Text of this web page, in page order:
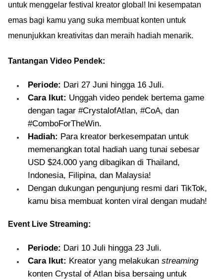
untuk menggelar festival kreator global! Ini kesempatan
emas bagi kamu yang suka membuat konten untuk
menunjukkan kreativitas dan meraih hadiah menarik.
Tantangan Video Pendek:
Periode: Dari 27 Juni hingga 16 Juli.
Cara Ikut: Unggah video pendek bertema game
dengan tagar #CrystalofAtlan, #CoA, dan
#ComboForTheWin.
Hadiah: Para kreator berkesempatan untuk
memenangkan total hadiah uang tunai sebesar
USD $24.000 yang dibagikan di Thailand,
Indonesia, Filipina, dan Malaysia!
Dengan dukungan pengunjung resmi dari TikTok,
kamu bisa membuat konten viral dengan mudah!
Event Live Streaming:
Periode: Dari 10 Juli hingga 23 Juli.
Cara Ikut: Kreator yang melakukan streaming
konten Crystal of Atlan bisa bersaing untuk